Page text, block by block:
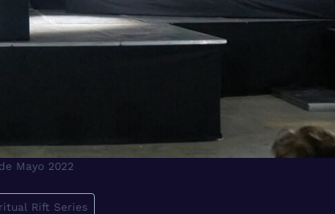
Mayo 2022
Rift Series